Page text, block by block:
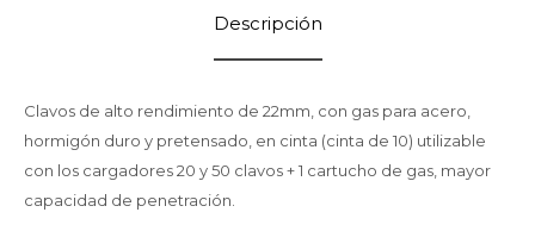
Descripción
Clavos de alto rendimiento de 22mm, con gas para acero,
hormigón duro y pretensado, en cinta (cinta de 10) utilizable
con los cargadores 20 y 50 clavos + 1 cartucho de gas, mayor
capacidad de penetración.